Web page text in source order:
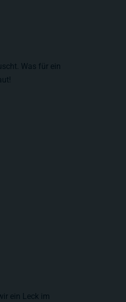
Was für ein
ein Leck im